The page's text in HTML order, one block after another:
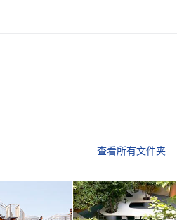
查看所有文件夹